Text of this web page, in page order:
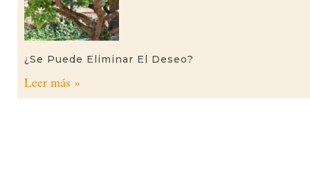
¿Se Puede Eliminar El Deseo?
Leer más »